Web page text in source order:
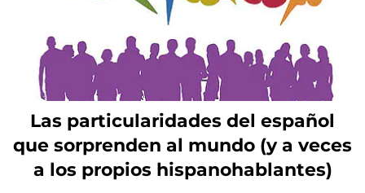
Las particularidades del español
que sorprenden al mundo (y a veces
a los propios hispanohablantes)